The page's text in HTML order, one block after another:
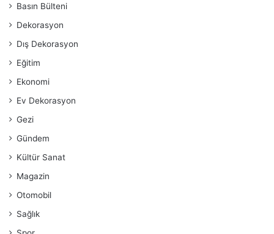
Basın Bülteni
Dekorasyon
Dış Dekorasyon
Eğitim
Ekonomi
Ev Dekorasyon
Gezi
Gündem
Kültür Sanat
Magazin
Otomobil
Sağlık